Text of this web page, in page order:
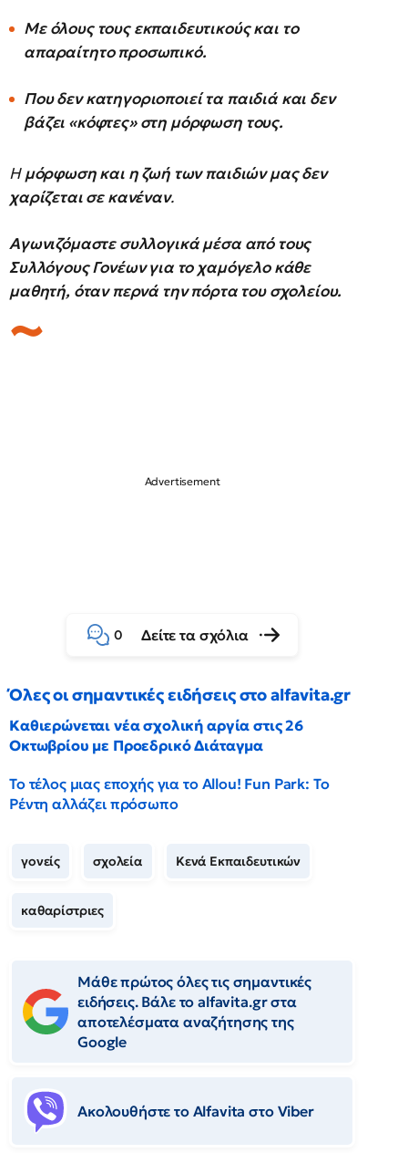
Με όλους τους εκπαιδευτικούς και το
απαραίτητο προσωπικό.
Που δεν κατηγοριοποιεί τα παιδιά και δεν
βάζει «κόφτες» στη μόρφωση τους.
Ημόρφωση και η ζωή των παιδιών μας δεν
χαρίζεται σε κανέναν.
Αγωνιζόμαστε συλλογικά μέσα από τους
Συλλόγους Γονέων για το χαμόγελο κάθε
μαθητή, όταν περνά την πόρτα του σχολείου.
0 Δείτε τα σχόλια
Όλες οι σημαντικές ειδήσεις στο alfavita.gr
Καθιερώνεται νέα σχολική αργία στις 26
Οκτωβρίου με Προεδρικό Διάταγμα
Το τέλος μιας εποχής για το Allou! Fun Park: Το
Ρέντη αλλάζει πρόσωπο
γονείς σχολεία Κενά Εκπαιδευτικών
καθαρίστριες
Μάθε πρώτος όλες τις σημαντικές
ειδήσεις. Βάλε το alfavita.gr στα
αποτελέσματα αναζήτησης της
Google
Ακολουθήστε το Αlfavita στο Viber